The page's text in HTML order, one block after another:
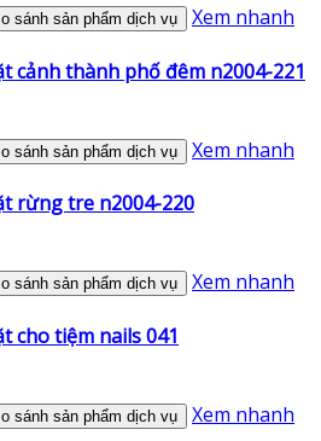
sánh sản phẩm dịch vụ Xem nhanh
cảnh thành phố đêm n2004-221
sánh sản phẩm dịch vụ Xem nhanh
rừng tre n2004-220
sánh sản phẩm dịch vụ Xem nhanh
cho tiệm nails 041
sánh sản phẩm dịch vụ Xem nhanh